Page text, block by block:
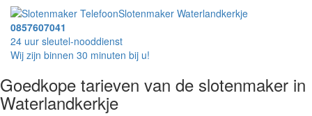
Slotenmaker Waterlandkerkje
0857607041
24 uur sleutel-nooddienst
Wij zijn binnen 30 minuten bij u!
Goedkope tarieven van de slotenmaker in
Waterlandkerkje